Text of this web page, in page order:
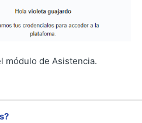
módulo de Asistencia.